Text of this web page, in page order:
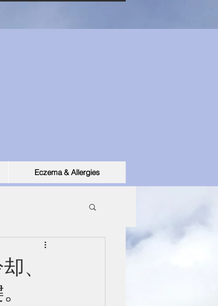
Eczema & Allergies
、